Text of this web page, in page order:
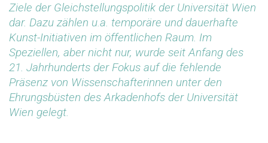
Ziele der Gleichstellungspolitik der Universität Wien
dar. Dazu zählen u.a. temporäre und dauerhafte
Kunst-Initiativen im öffentlichen Raum. Im
Speziellen, aber nicht nur, wurde seit Anfang des
21. Jahrhunderts der Fokus auf die fehlende
Präsenz von Wissenschafterinnen unter den
Ehrungsbüsten des Arkadenhofs der Universität
Wien gelegt.